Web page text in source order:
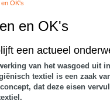
OK's
en OK's
een actueel
van het wasgoed uit
textiel is een zaak
dat deze eisen